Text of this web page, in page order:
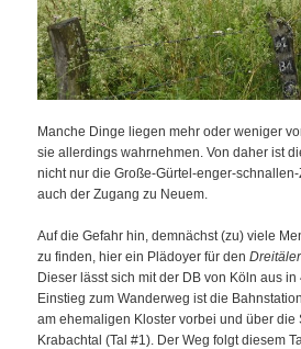
Manche Dinge liegen mehr oder weniger
sie allerdings wahrnehmen. Von daher ist
nicht nur die Große-Gürtel-enger-
auch der Zugang zu Neuem.
Auf die Gefahr hin, demnächst (zu) viele
zu finden, hier ein Plädoyer für den
Dieser lässt sich mit der DB von Köln aus in
Einstieg zum Wanderweg ist die
am ehemaligen Kloster vorbei und über die
Krabachtal (Tal #1). Der Weg folgt diesem